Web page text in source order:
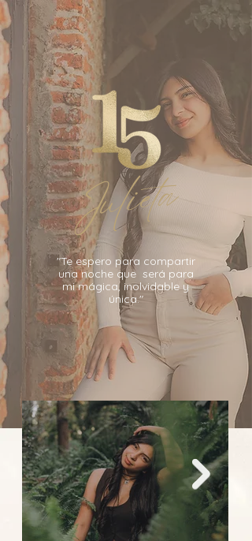
Julieta
"Te espero para compartir
una noche que será para
mi mágica, inolvidable y
única."